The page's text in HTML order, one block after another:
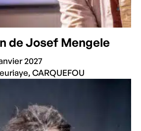
de Josef Mengele
2027
CARQUEFOU